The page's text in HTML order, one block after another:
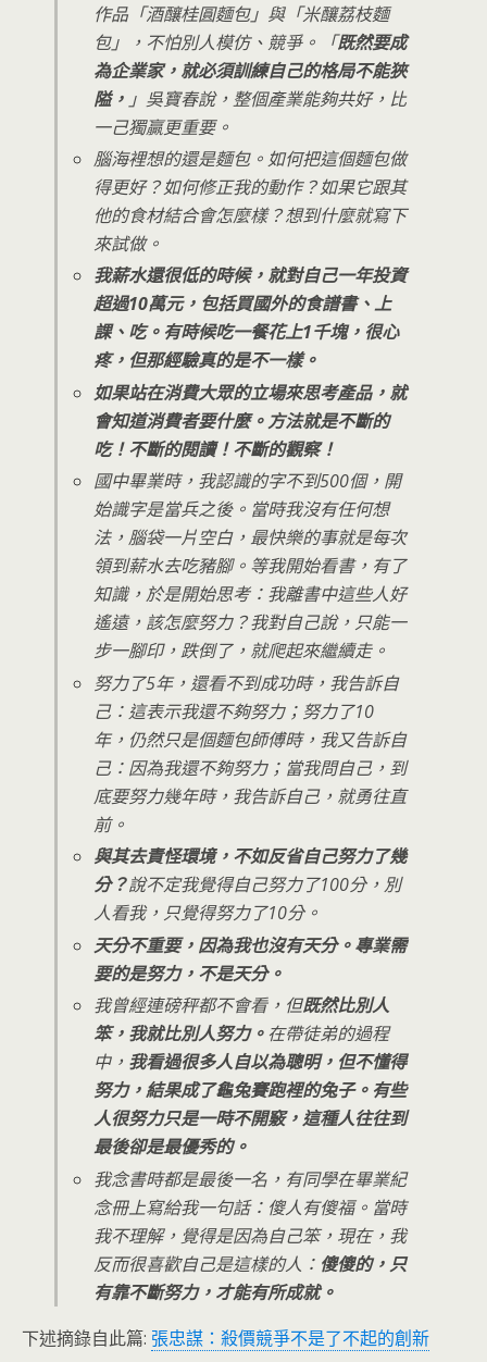
作品「酒釀桂圓麵包」與「米釀荔枝麵
包」，不怕別人模仿、競爭。「既然要成
為企業家，就必須訓練自己的格局不能狹
隘， 」吳寶春說，整個產業能夠共好，比
一己獨贏更重要。
腦海裡想的還是麵包。如何把這個麵包做
得更好？如何修正我的動作？如果它跟其
他的食材結合會怎麼樣？想到什麼就寫下
來試做。
我薪水還很低的時候，就對自己一年投資
超過10萬元，包括買國外的食譜書、上
課、吃。有時候吃一餐花上1千塊，很心
疼，但那經驗真的是不一樣。
如果站在消費大眾的立場來思考產品，就
會知道消費者要什麼。方法就是不斷的
吃！不斷的閱讀！不斷的觀察！
國中畢業時，我認識的字不到500個，開
始識字是當兵之後。當時我沒有任何想
法，腦袋一片空白，最快樂的事就是每次
領到薪水去吃豬腳。等我開始看書，有了
知識，於是開始思考：我離書中這些人好
遙遠，該怎麼努力？我對自己說，只能一
步一腳印，跌倒了，就爬起來繼續走。
努力了5年，還看不到成功時，我告訴自
己：這表示我還不夠努力；努力了10
年，仍然只是個麵包師傅時，我又告訴自
己：因為我還不夠努力；當我問自己，到
底要努力幾年時，我告訴自己，就勇往直
前。
與其去責怪環境，不如反省自己努力了幾
分？說不定我覺得自己努力了100分，別
人看我，只覺得努力了10分。
天分不重要，因為我也沒有天分。專業需
要的是努力，不是天分。
我曾經連磅秤都不會看，但既然比別人
笨，我就比別人努力。 在帶徒弟的過程
中， 我看過很多人自以為聰明，但不懂得
努力，結果成了龜兔賽跑裡的兔子。有些
人很努力只是一時不開竅，這種人往往到
最後卻是最優秀的。
我念書時都是最後一名，有同學在畢業紀
念冊上寫給我一句話：傻人有傻福。當時
我不理解，覺得是因為自己笨，現在，我
反而很喜歡自己是這樣的人： 傻傻的，只
有靠不斷努力，才能有所成就。
下述摘錄自此篇: 張忠謀：殺價競爭不是了不起的創新